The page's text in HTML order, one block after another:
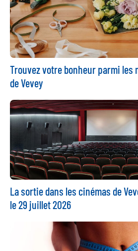
Trouvez votre bonheur parmi
de Vevey
La sortie dans les cinémas de
le 29 juillet 2026